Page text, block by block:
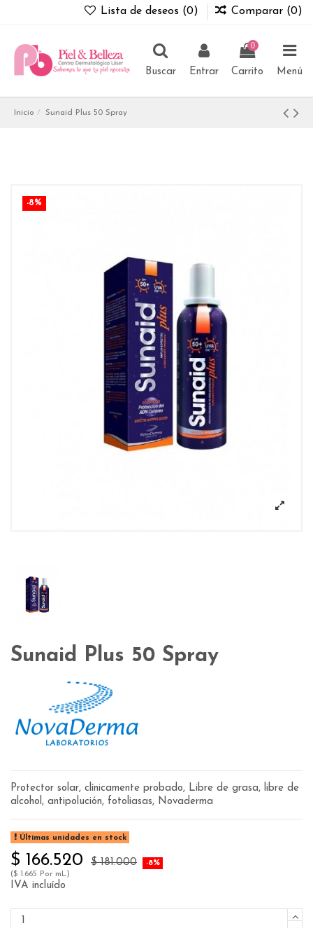
Lista de deseos (0) Comparar (0)
Buscar Entrar
0
Carrito Menú
Inicio Sunaid Plus 50 Spray
-8%
Sunaid Plus 50 Spray
Protector solar, clínicamente probado, Libre de grasa, libre de
alcohol, antipolución, fotoliasas, Novaderma
Últimas unidades en stock
$ 166.520 $ 181.000 -8%
($ 1.665 Por mL)
IVA incluído